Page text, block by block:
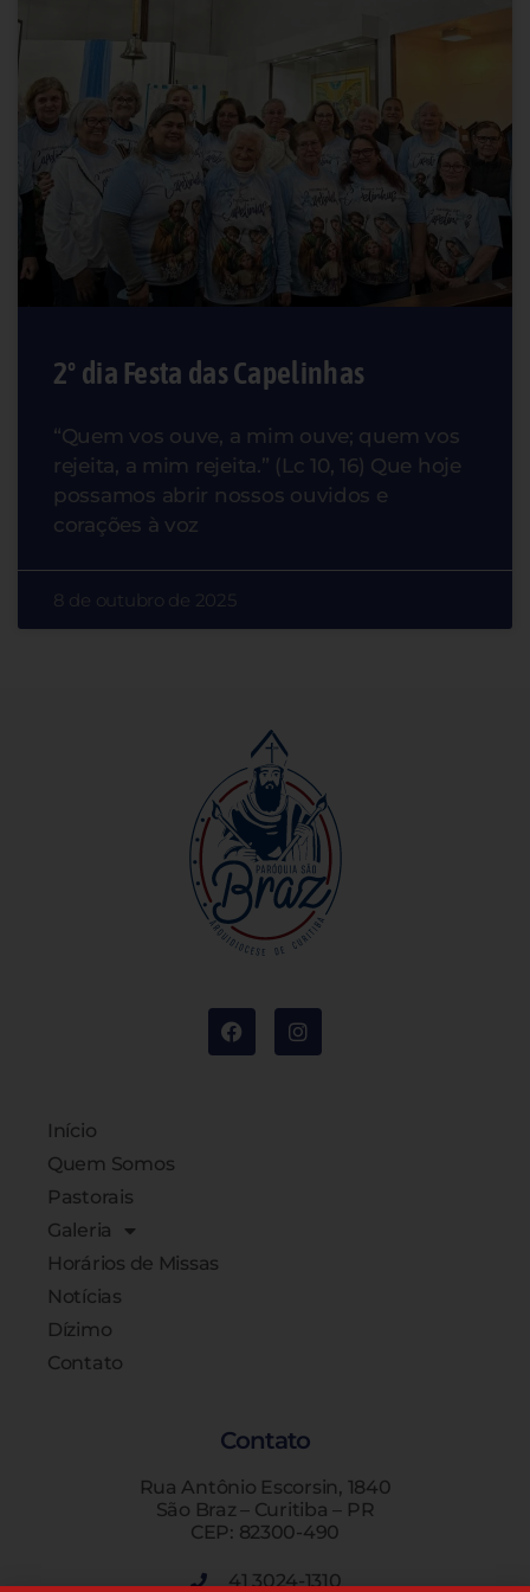
2º dia Festa das Capelinhas
“Quem vos ouve, a mim ouve; quem vos
rejeita, a mim rejeita.” (Lc 10, 16) Que hoje
possamos abrir nossos ouvidos e
corações à voz
8 de outubro de 2025
Início
Quem Somos
Pastorais
Galeria
Horários de Missas
Notícias
Dízimo
Contato
Contato
Rua Antônio Escorsin, 1840
São Braz – Curitiba – PR
CEP: 82300-490
41 3024-1310